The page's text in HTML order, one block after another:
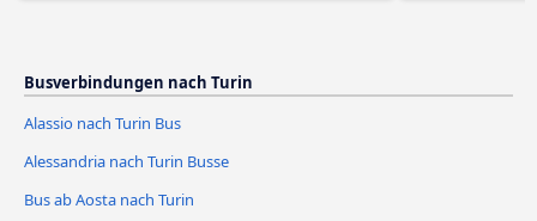
Busverbindungen nach Turin
Alassio nach Turin Bus
Alessandria nach Turin Busse
Bus ab Aosta nach Turin